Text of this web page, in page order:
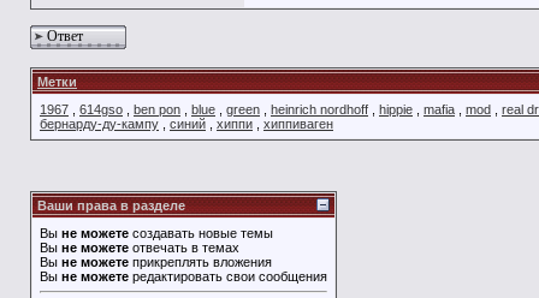
Ответ
Метки
1967
614gso ben pon blue green heinrich nordhoff hippie mafia mod
real
бернарду-ду-кампу
синий хиппи хиппиваген
Ваши права в разделе
Вы не можете создавать новые темы
Вы не можете отвечать в темах
Вы не можете прикреплять вложения
Вы не можете редактировать свои сообщения